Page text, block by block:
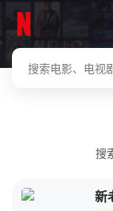
搜
新